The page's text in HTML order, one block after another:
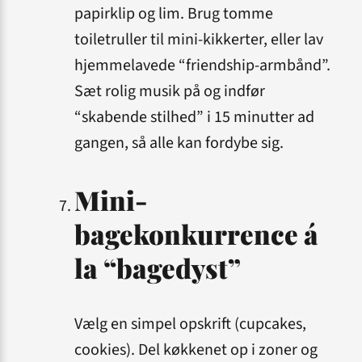
papirklip og lim. Brug tomme
toiletruller til mini-kik­kerter, eller lav
hjemmelavede “friendship-armbånd”.
Sæt rolig musik på og indfør
“skabende stilhed” i 15 minutter ad
gangen, så alle kan fordybe sig.
Mini-
bagekonkurrence á
la “bagedyst”
Vælg en simpel opskrift (cupcakes,
cookies). Del køkkenet op i zoner og